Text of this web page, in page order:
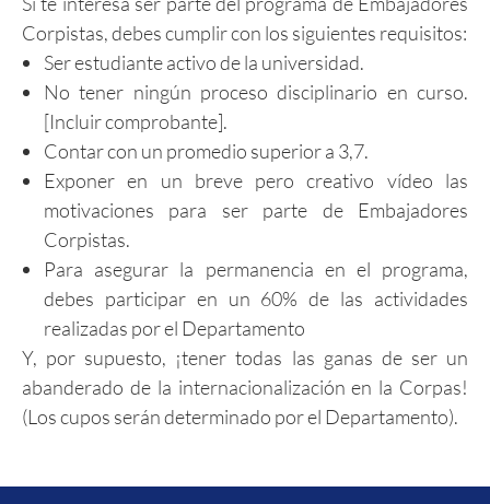
Corpistas, debes cumplir con los siguientes requisitos:
Ser estudiante activo de la universidad.
No tener ningún proceso disciplinario en curso.
[Incluir comprobante].
Contar con un promedio superior a 3,7.
Exponer en un breve pero creativo vídeo las
motivaciones para ser parte de Embajadores
Corpistas.
Para asegurar la permanencia en el programa,
debes participar en un 60% de las actividades
realizadas por el Departamento
Y, por supuesto, ¡tener todas las ganas de ser un
abanderado de la internacionalización en la Corpas!
(Los cupos serán determinado por el Departamento).